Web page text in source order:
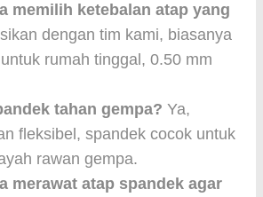
memilih ketebalan atap yang
dengan tim kami, biasanya
rumah tinggal, 0.50 mm
tahan gempa? Ya,
fleksibel, spandek cocok untuk
rawan gempa.
merawat atap spandek agar